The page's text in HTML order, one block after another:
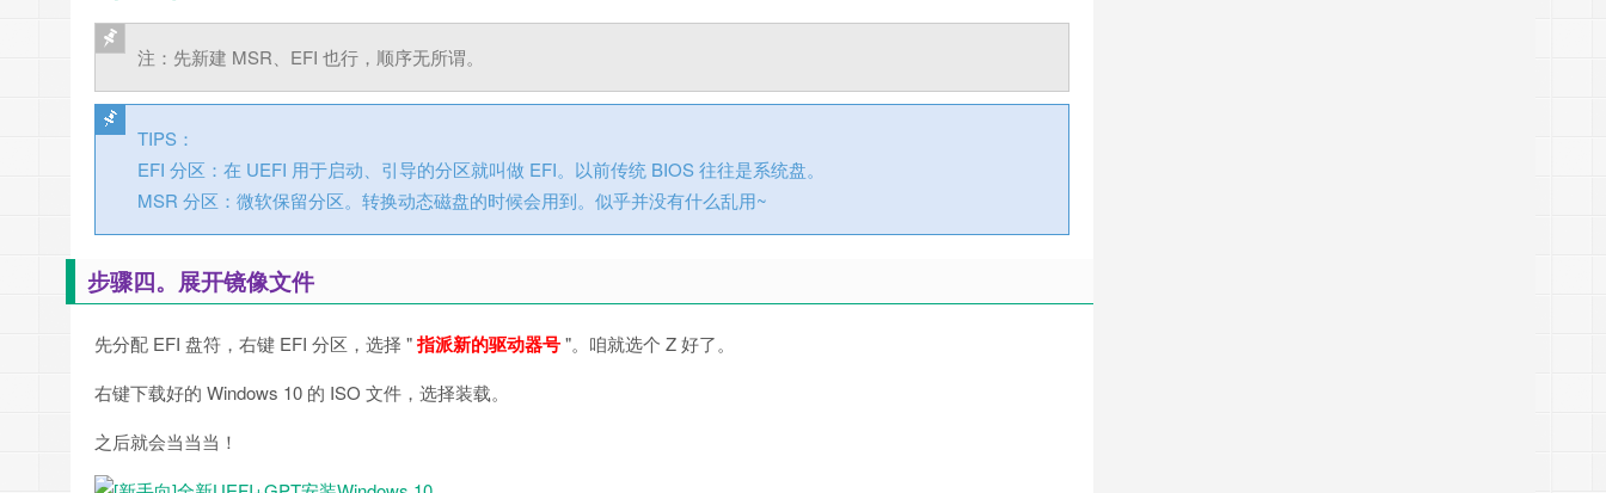
注：先新建 MSR、EFI 也行，顺序无所谓。
TIPS：
EFI 分区：在 UEFI 用于启动、引导的分区就叫做 EFI。以前传统 BIOS 往往是系统盘。
MSR 分区：微软保留分区。转换动态磁盘的时候会用到。似乎并没有什么乱用~
步骤四。展开镜像文件
先分配 EFI 盘符，右键 EFI 分区，选择 "指派新的驱动器号"。咱就选个 Z 好了。
右键下载好的 Windows 10 的 ISO 文件，选择装载。
之后就会当当当！